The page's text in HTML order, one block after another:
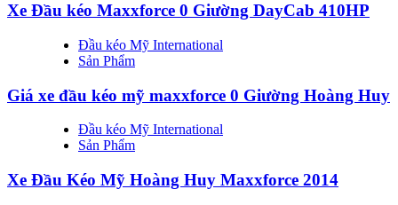
Xe Đầu kéo Maxxforce 0 Giường DayCab 410HP
Đầu kéo Mỹ International
Sản Phẩm
Giá xe đầu kéo mỹ maxxforce 0 Giường Hoàng Huy
Đầu kéo Mỹ International
Sản Phẩm
Xe Đầu Kéo Mỹ Hoàng Huy Maxxforce 2014